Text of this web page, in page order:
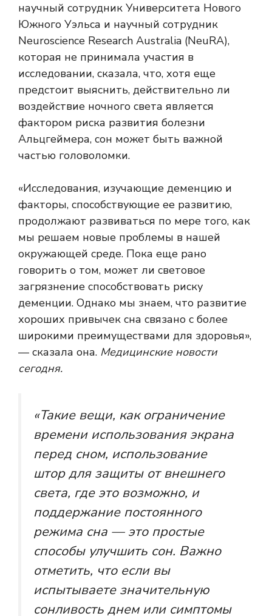
научный сотрудник Университета Нового
Южного Уэльса и научный сотрудник
Neuroscience Research Australia (NeuRA),
которая не принимала участия в
исследовании, сказала, что, хотя еще
предстоит выяснить, действительно ли
воздействие ночного света является
фактором риска развития болезни
Альцгеймера, сон может быть важной
частью головоломки.
«Исследования, изучающие деменцию и
факторы, способствующие ее развитию,
продолжают развиваться по мере того, как
мы решаем новые проблемы в нашей
окружающей среде. Пока еще рано
говорить о том, может ли световое
загрязнение способствовать риску
деменции. Однако мы знаем, что развитие
хороших привычек сна связано с более
широкими преимуществами для здоровья»,
— сказала она. Медицинские новости
сегодня.
«Такие вещи, как ограничение
времени использования экрана
перед сном, использование
штор для защиты от внешнего
света, где это возможно, и
поддержание постоянного
режима сна — это простые
способы улучшить сон. Важно
отметить, что если вы
испытываете значительную
сонливость днем ​​или симптомы